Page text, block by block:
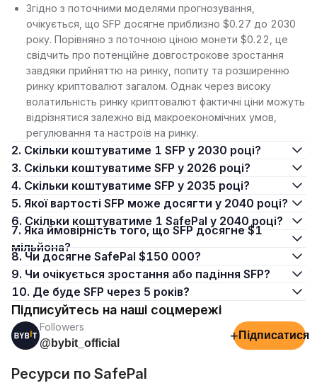
Згідно з поточними моделями прогнозування,
очікується, що SFP досягне приблизно $0.27 до 2030
року. Порівняно з поточною ціною монети $0.22, це
свідчить про потенційне довгострокове зростання
завдяки прийняттю на ринку, попиту та розширенню
ринку криптовалют загалом. Однак через високу
волатильність ринку криптовалют фактичні ціни можуть
відрізнятися залежно від макроекономічних умов,
регулювання та настроїв на ринку.
2. Скільки коштуватиме 1 SFP у 2030 році?
3. Скільки коштуватиме SFP у 2026 році?
4. Скільки коштуватиме SFP у 2035 році?
5. Якої вартості SFP може досягти у 2040 році?
6. Скільки коштуватиме 1 SafePal у 2040 році?
7. Яка ймовірність того, що SFP досягне $1
мільйона?
8. Чи досягне SafePal $150 000?
9. Чи очікується зростання або падіння SFP?
10. Де буде SFP через 5 років?
Підписуйтесь на наші соцмережі
Followers
@bybit_official
+ Підписатися
Ресурси по SafePal